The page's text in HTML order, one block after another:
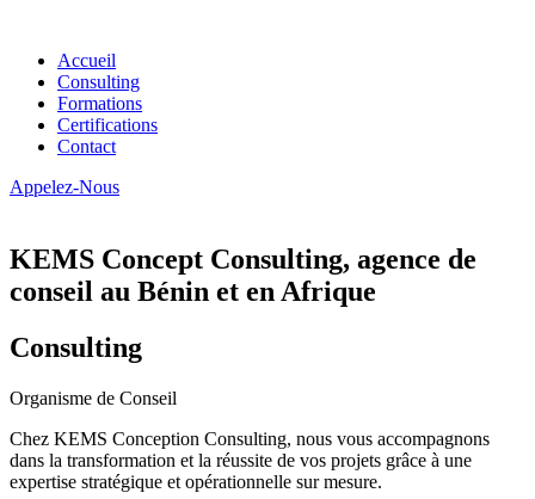
Accueil
Consulting
Formations
Certifications
Contact
Appelez-Nous
KEMS Concept Consulting, agence de
conseil au Bénin et en Afrique
Consulting
Organisme de Conseil
Chez KEMS Conception Consulting, nous vous accompagnons
dans la transformation et la réussite de vos projets grâce à une
expertise stratégique et opérationnelle sur mesure.